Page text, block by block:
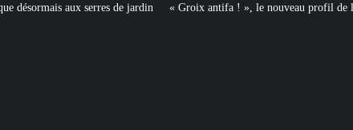
« Groix antifa ! », le nouveau profil de la gauche révolutionnaire ?